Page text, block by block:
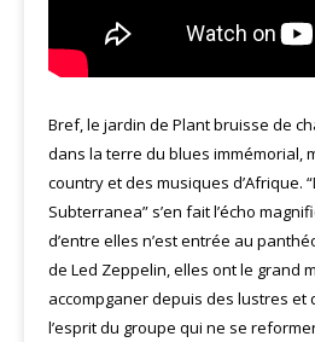
Bref, le jardin de Plant bruisse de
dans la terre du blues immémorial,
country et des musiques d’Afrique.
Subterranea” s’en fait l’écho
d’entre elles n’est entrée au
de Led Zeppelin, elles ont le grand
accompganer depuis des lustres et
l’esprit du groupe qui ne se